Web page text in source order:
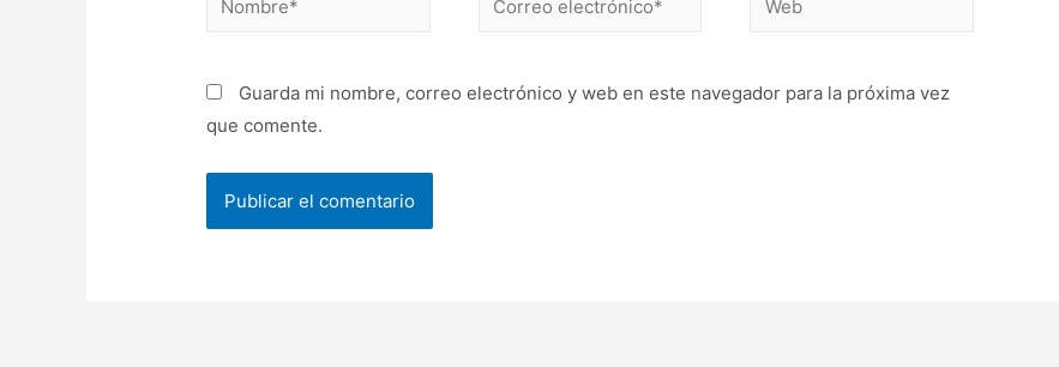
Guarda mi nombre, correo electrónico y web en este navegador para la próxima vez
que comente.